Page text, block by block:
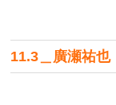
11.3＿廣瀬祐也